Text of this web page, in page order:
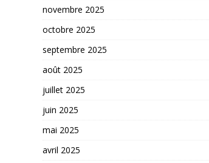
novembre 2025
octobre 2025
septembre 2025
août 2025
juillet 2025
juin 2025
mai 2025
avril 2025